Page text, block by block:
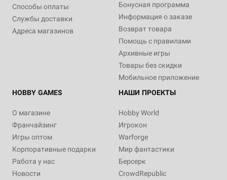
Способы оплаты
Службы доставки
Адреса магазинов
Бонусная программа
Информация о заказе
Возврат товара
Помощь с правилами
Архивные игры
Товары без скидки
Мобильное приложение
HOBBY GAMES
О магазине
Франчайзинг
Игры оптом
Корпоративные подарки
Работа у нас
Новости
НАШИ ПРОЕКТЫ
Hobby World
Игрокон
Warforge
Мир фантастики
Берсерк
CrowdRepublic